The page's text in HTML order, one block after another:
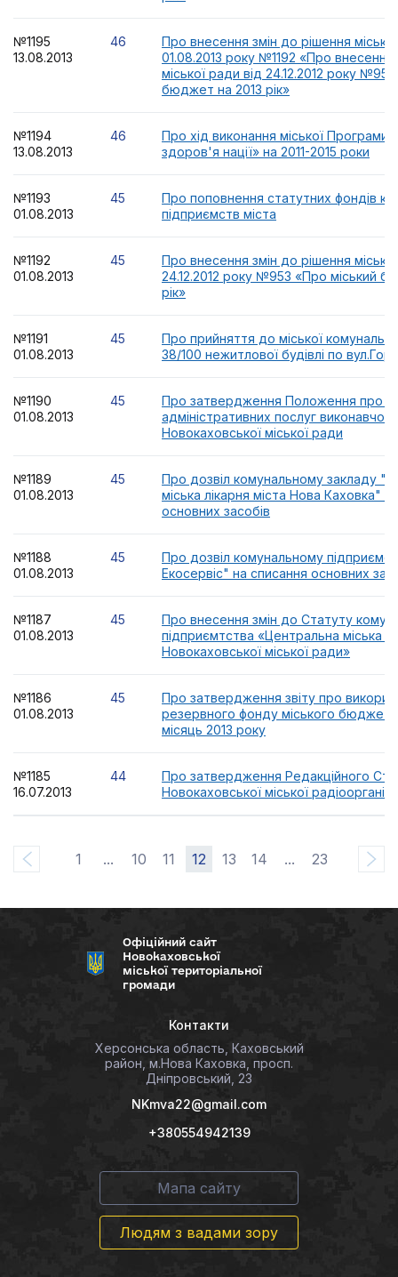
№1195
13.08.2013
46
Про внесення змін до рішення
01.08.2013 року №1192 «Про внесення
міської ради від 24.12.2012 року
бюджет на 2013 рік»
№1194
13.08.2013
46
Про хід виконання міської Програми
здоров'я нації» на 2011-2015 роки
№1193
01.08.2013
45
Про поповнення статутних фондів
підприємств міста
№1192
01.08.2013
45
Про внесення змін до рішення
24.12.2012 року №953 «Про міський
рік»
№1191
01.08.2013
45
Про прийняття до міської
38/100 нежитлової будівлі по
№1190
01.08.2013
45
Про затвердження Положення про
адміністративних послуг
Новокаховської міської ради
№1189
01.08.2013
45
Про дозвіл комунальному закладу
міська лікарня міста Нова Каховка"
основних засобів
№1188
01.08.2013
45
Про дозвіл комунальному
Екосервіс" на списання основних
№1187
01.08.2013
45
Про внесення змін до Статуту
підприємтства «Центральна міська
Новокаховської міської ради»
№1186
01.08.2013
45
Про затвердження звіту про
резервного фонду міського
місяць 2013 року
№1185
16.07.2013
44
Про затвердження Редакційного
Новокаховської міської
1 ... 10 11 12 13 14 ... 23
Офіційний сайт
Новокаховської
міської територіальної
громади
Контакти
Херсонська область, Каховський
район, м.Нова Каховка, просп.
Дніпровський, 23
NKmva22@gmail.com
+380554942139
Мапа сайту
Людям з вадами зору